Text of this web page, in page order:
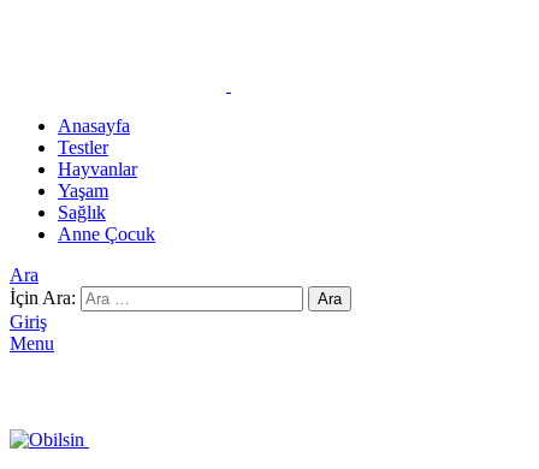
Anasayfa
Testler
Hayvanlar
Yaşam
Sağlık
Anne Çocuk
Ara
İçin Ara:
Ara
Giriş
Menu